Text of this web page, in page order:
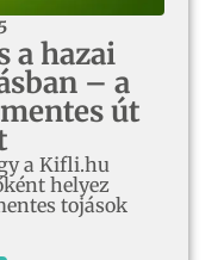
a hazai
– a
út
a Kifli.hu
helyez
tojások